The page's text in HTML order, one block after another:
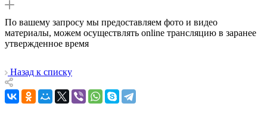
По вашему запросу мы предоставляем фото и видео
материалы, можем осуществлять online трансляцию в заранее
утвержденное время
Назад к списку